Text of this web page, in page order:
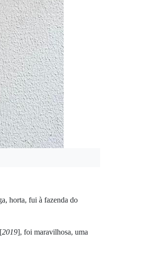
horta, fui à fazenda do
2019], foi maravilhosa, uma